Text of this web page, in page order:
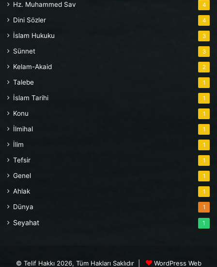
Hz. Muhammed Sav 4
Dini Sözler 4
İslam Hukuku 3
Sünnet 3
Kelam-Akaid 2
Talebe 1
İslam Tarihi 1
Konu 1
İlmihal 1
İlim 1
Tefsir 1
Genel 1
Ahlak 1
Dünya 1
Seyahat 1
© Telif Hakkı 2026, Tüm Hakları Saklıdır | WordPress Web